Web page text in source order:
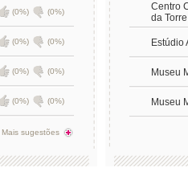
(0%) (0%)
(0%) (0%)
(0%) (0%)
(0%) (0%)
Mais sugestões
Centro
da Torre
Estúdio
Museu
Museu